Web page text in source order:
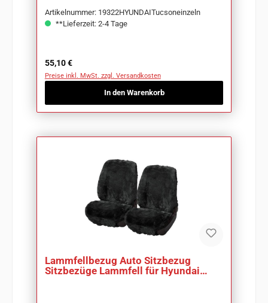
Artikelnummer: 19322HYUNDAITucsoneinzeln
**Lieferzeit: 2-4 Tage
Regulärer Preis:
55,10 €
Preise inkl. MwSt. zzgl. Versandkosten
In den Warenkorb
Lammfellbezug Auto Sitzbezug
Sitzbezüge Lammfell für Hyundai